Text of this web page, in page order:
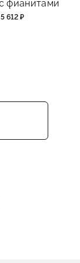
фианитами
5 612 ₽